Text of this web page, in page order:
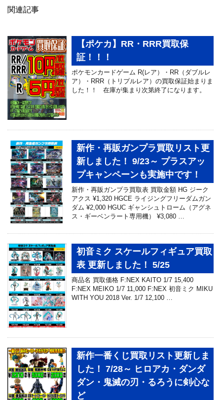
関連記事
【ポケカ】RR・RRR買取保
証！！！
ポケモンカードゲーム R(レア）・RR（ダブルレ
ア）・RRR（トリプルレア）の買取保証始まりま
した！！ 在庫が集まり次第終了になります。
新作・再販ガンプラ買取リスト更
新しました！ 9/23～ プラスアッ
プキャンペーンも実施中です！
新作・再販ガンプラ買取表 買取金額 HG ジーク
アクス ¥1,320 HGCE ライジングフリーダムガン
ダム ¥2,000 HGUC ギャンシュトローム（アグネ
ス・ギーベンラート専用機） ¥3,080 …
初音ミク スケールフィギュア買取
表 更新しました！ 5/25
商品名 買取価格 F:NEX KAITO 1/7 15,400
F:NEX MEIKO 1/7 11,000 F:NEX 初音ミク MIKU
WITH YOU 2018 Ver. 1/7 12,100 …
新作一番くじ買取リスト更新しま
した！ 7/28～ ヒロアカ・ダンダ
ダン・鬼滅の刃・るろうに剣心な
ど